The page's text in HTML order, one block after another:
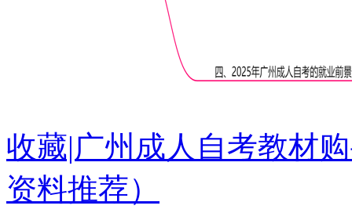
收藏|广州成人自考教材
资料推荐）